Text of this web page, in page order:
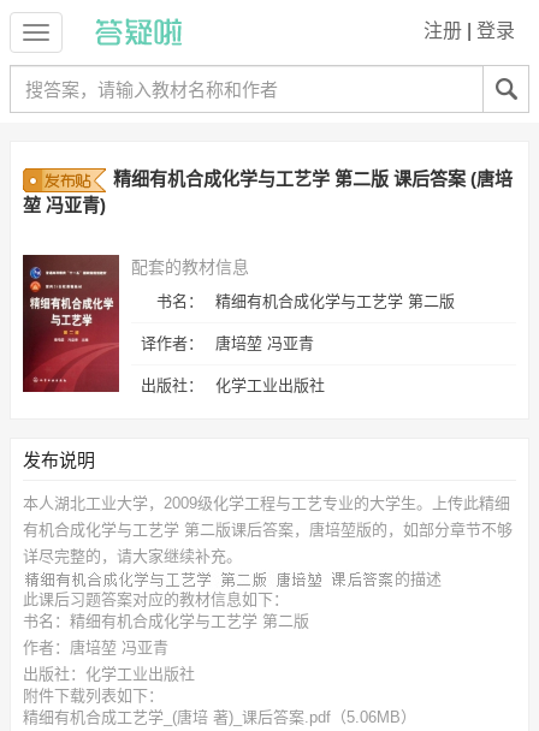
注册 登录
精细有机合成化学与工艺学 第二版 课后答案 (唐培
堃 冯亚青)
配套的教材信息
书名： 精细有机合成化学与工艺学 第二版
译作者： 唐培堃 冯亚青
出版社： 化学工业出版社
发布说明
本人湖北工业大学，2009级化学工程与工艺专业的大学生。上传此精细
有机合成化学与工艺学 第二版课后答案，唐培堃版的，如部分章节不够
详尽完整的，请大家继续补充。
的描述
此课后习题答案对应的教材信息如下：
书名：精细有机合成化学与工艺学 第二版
作者：唐培堃 冯亚青
出版社：化学工业出版社
附件下载列表如下：
精细有机合成工艺学_(唐培 著)_课后答案.pdf （5.06MB）